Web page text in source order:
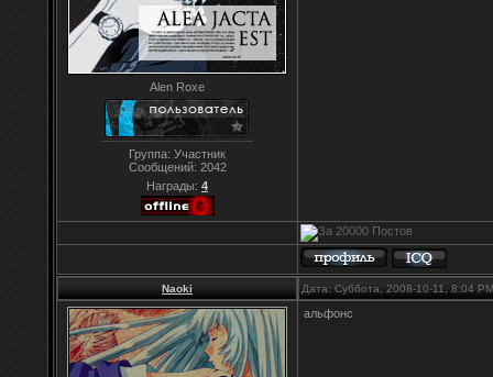
Alen Roxe
Группа: Участник
Сообщений: 2042
Награды: 4
Naoki Дата: Суббота, 2008-10-11, 8:04
альфонс